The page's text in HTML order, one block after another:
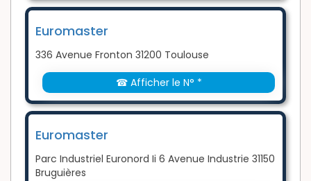
Euromaster
336 Avenue Fronton 31200 Toulouse
☎ Afficher le N° *
Euromaster
Parc Industriel Euronord Ii 6 Avenue Industrie 31150
Bruguières